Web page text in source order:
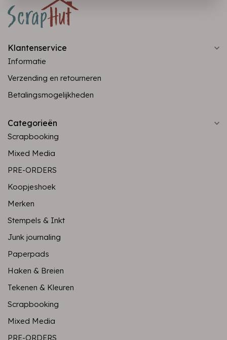
Klantenservice
Informatie
Verzending en retourneren
Betalingsmogelijkheden
Categorieën
Scrapbooking
Mixed Media
PRE-ORDERS
Koopjeshoek
Merken
Stempels & Inkt
Junk journaling
Paperpads
Haken & Breien
Tekenen & Kleuren
Scrapbooking
Mixed Media
PRE-ORDERS